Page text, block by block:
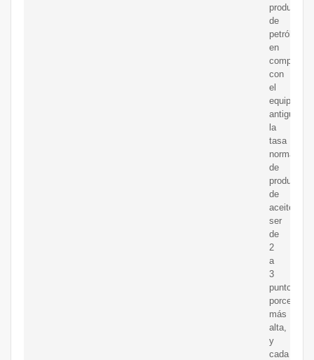
producción
de
petróleo,
en
con
el
equipo
antiguo,
la
tasa
normal
de
producción
de
ser
de
2
a
3
puntos
más
alta,
y
cada